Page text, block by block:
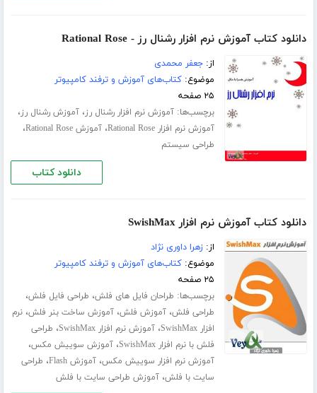
دانلود کتاب آموزش نرم افزار رشنال رز - Rational Rose
از:جعفر محمدی
موضوع:کتاب‌های آموزش و ترفند کامپیوتر
۲۵ صفحه
برچسب‌ها:آموزش نرم افزار رشنال رز،آموزش رشنال رز،
آموزش نرم افزار Rational Rose ،آموزش Rational Rose ،
طراحی سیستم
دانلود کتاب
دانلود کتاب آموزش نرم افزار SwishMax
از:زهرا داوری نژاد
موضوع:کتاب‌های آموزش و ترفند کامپیوتر
۲۵ صفحه
برچسب‌ها: طراحان فایل های فلش، طراحی فایل فلش،
طراحی فلش،آموزش فلش،آموزش ساخت بنر فلش،نرم
افزار SwishMax
،آموزش نرم افزار SwishMax ، طراحی
فلش با نرم افزار SwishMax
،آموزش سوییش مکس،
آموزش نرم افزار سوییش مکس،آموزش Flash ، طراحی
سایت با فلش،آموزش طراحی سایت با فلش